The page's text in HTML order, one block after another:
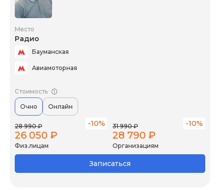
Место
Радио
Бауманская
Авиамоторная
Стоимость
Очно Онлайн
28 990 ₽ -10%
26 050 ₽
Физ.лицам
31 990 ₽ -10%
28 790 ₽
Организациям
Записаться